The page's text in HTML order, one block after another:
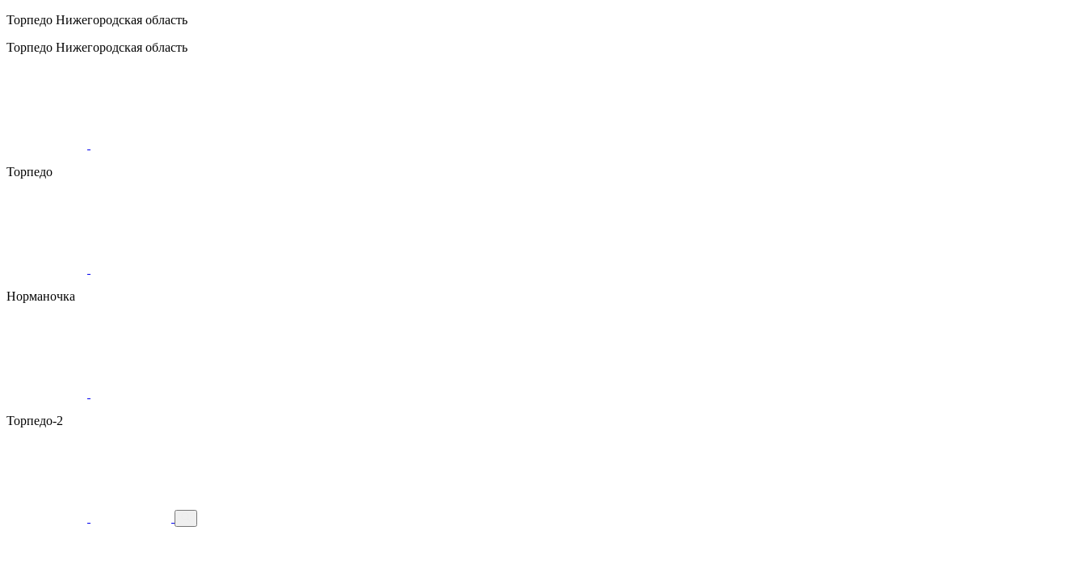
Торпедо Нижегородская область
Торпедо Нижегородская область
Торпедо
Норманочка
Торпедо-2